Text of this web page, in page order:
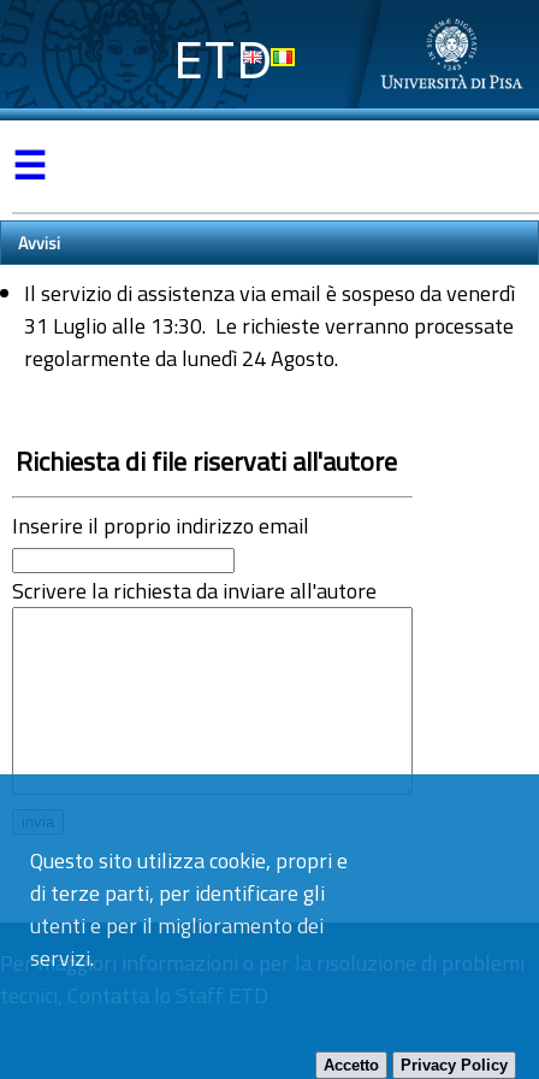
Questo sito utilizza cookie, propri e
di terze parti, per identificare gli
utenti e per il miglioramento dei
servizi.
Accetto Privacy Policy
ETD
☰
Avvisi
Il servizio di assistenza via email è sospeso da venerdì
31 Luglio alle 13:30. Le richieste verranno processate
regolarmente da lunedì 24 Agosto.
Richiesta di file riservati all'autore
Inserire il proprio indirizzo email
Scrivere la richiesta da inviare all'autore
Per maggiori informazioni o per la risoluzione di problemi
tecnici, Contatta lo Staff ETD